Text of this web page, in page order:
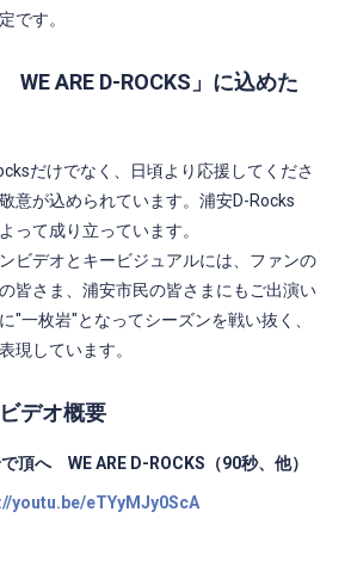
です。
WE ARE D-ROCKS」に込めた
だけでなく、日頃より応援してくださ
意が込められています。浦安D-Rocks
って成り立っています。
ビデオとキービジュアルには、ファンの
皆さま、浦安市民の皆さまにもご出演い
"一枚岩"となってシーズンを戦い抜く、
現しています。
デオ概要
で頂へ WE ARE D-ROCKS （90秒、他）
youtu.be/eTYyMJy0ScA